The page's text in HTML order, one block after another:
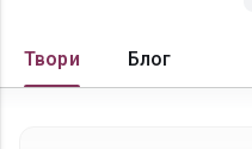
Твори Блог